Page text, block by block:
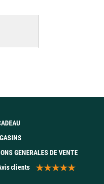
GENERALES DE VENTE
clients